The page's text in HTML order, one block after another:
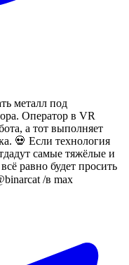
металл под
Оператор в VR
а тот выполняет
💀 Если технология
самые тяжёлые и
равно будет просить
/в max